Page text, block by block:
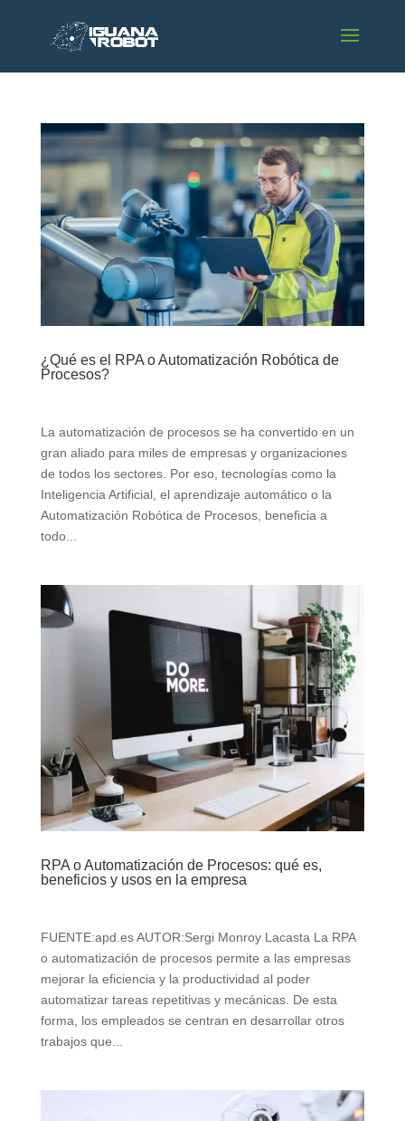
¿Qué es el RPA o Automatización Robótica de
Procesos?
La automatización de procesos se ha convertido en un
gran aliado para miles de empresas y organizaciones
de todos los sectores. Por eso, tecnologías como la
Inteligencia Artificial, el aprendizaje automático o la
Automatización Robótica de Procesos, beneficia a
todo...
RPA o Automatización de Procesos: qué es,
beneficios y usos en la empresa
FUENTE:apd.es AUTOR:Sergi Monroy Lacasta La RPA
o automatización de procesos permite a las empresas
mejorar la eficiencia y la productividad al poder
automatizar tareas repetitivas y mecánicas. De esta
forma, los empleados se centran en desarrollar otros
trabajos que...